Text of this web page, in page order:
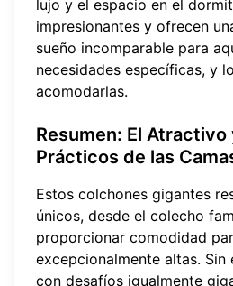
lujo y el espacio en el
impresionantes y ofrecen
sueño incomparable para
necesidades específicas, y
acomodarlas.
Resumen: El
Prácticos de las
Estos colchones gigantes
únicos, desde el colecho
proporcionar comodidad
excepcionalmente altas. Sin
con desafíos igualmente